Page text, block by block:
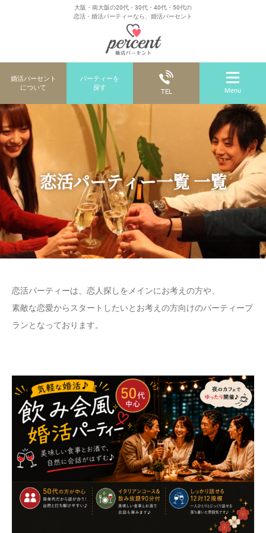
大阪・南大阪の20代・30代・40代・50代の
恋活・婚活パーティーなら、婚活パーセント
婚活パーセント
について
パーティーを
探す
TEL Menu
恋活パーティー一覧 一覧
恋活パーティーは、恋人探しをメインにお考えの方や、
素敵な恋愛からスタートしたいとお考えの方向けのパーティープ
ランとなっております。